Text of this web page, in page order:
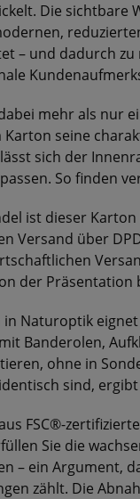
Die sichtbare
– und dadurch
mehr als nur
Karton seine
sich der
So finden
ist dieser
Versand über
der Präsentation
Naturoptik
Banderolen,
ohne in
sind,
FSC®-
Sie die
– ein Argument,
zählt. Die